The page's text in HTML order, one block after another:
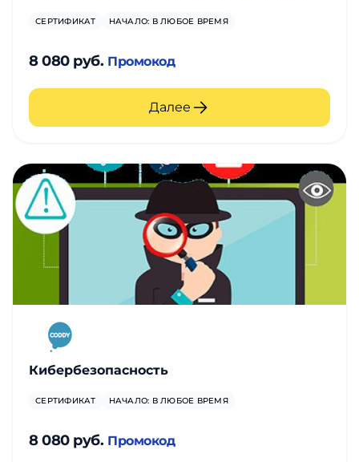
СЕРТИФИКАТ НАЧАЛО: В ЛЮБОЕ ВРЕМЯ
8 080 руб. Промокод
Далее
Кибербезопасность
СЕРТИФИКАТ НАЧАЛО: В ЛЮБОЕ ВРЕМЯ
8 080 руб. Промокод